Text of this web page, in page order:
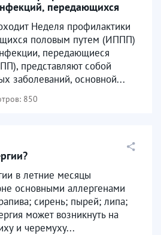
передающихся
Неделя профилактики
половым путем (ИППП)
передающиеся
представляют собой
заболеваний, основной...
850
в летние месяцы
основными аллергенами
сирень; пырей; липа;
может возникнуть на
и черемуху...